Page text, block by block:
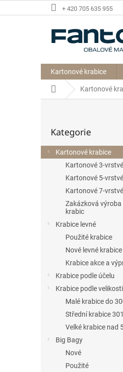
na
+ 420 705 635 955
Kartonové krabice
Domů Kartonové
r
a
kategorie
Kategorie
Kartonové krabice
Kartonové 3-
Kartonové 5-
Kartonové 7-
Zakázková
krabic
Krabice levné
Použité krabice
Nové levné krabice
Krabice akce a
Krabice podle účelu
Krabice podle velikosti
Malé krabice do
Střední krabice
Velké krabice nad
Big Bagy
Nové
Použité